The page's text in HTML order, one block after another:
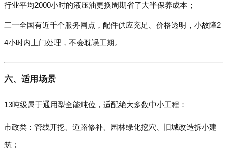
行业平均2000小时的液压油更换周期省了大半保养成本；
三一全国有近千个服务网点，配件供应充足、价格透明，小故障2
4小时内上门处理，不会耽误工期。
六、适用场景
13吨级属于通用型全能吨位，适配绝大多数中小工程：
市政类：管线开挖、道路修补、园林绿化挖穴、旧城改造拆小建
筑；